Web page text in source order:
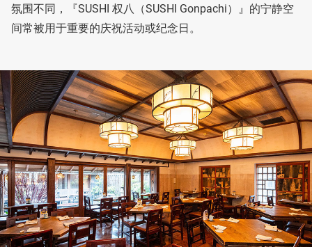
氛围不同，『SUSHI 权八（SUSHI Gonpachi）』的宁静空
间常被用于重要的庆祝活动或纪念日。